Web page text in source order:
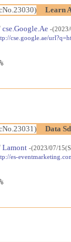
Learn
cse.Google.Ae -
cse.google.ae/
Data
Lamont -(2023/07/
es-